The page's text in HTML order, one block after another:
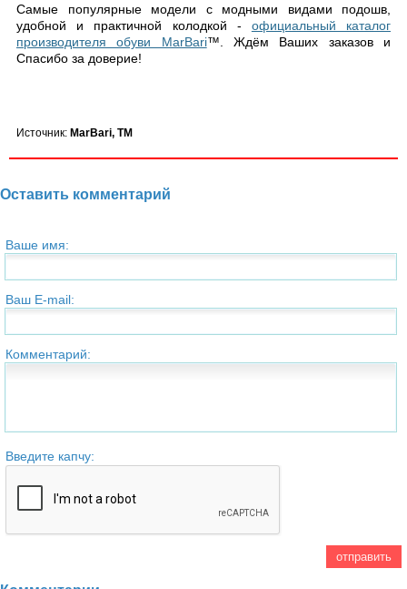
Самые популярные модели с модными видами подошв,
удобной и практичной колодкой - официальный каталог
производителя обуви MarBari™. Ждём Ваших заказов и
Спасибо за доверие!
Источник: MarBari, TM
Оставить комментарий
Ваше имя:
Ваш E-mail:
Комментарий:
Введите капчу: